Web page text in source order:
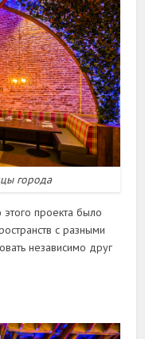
города
проекта было
с разными
независимо друг